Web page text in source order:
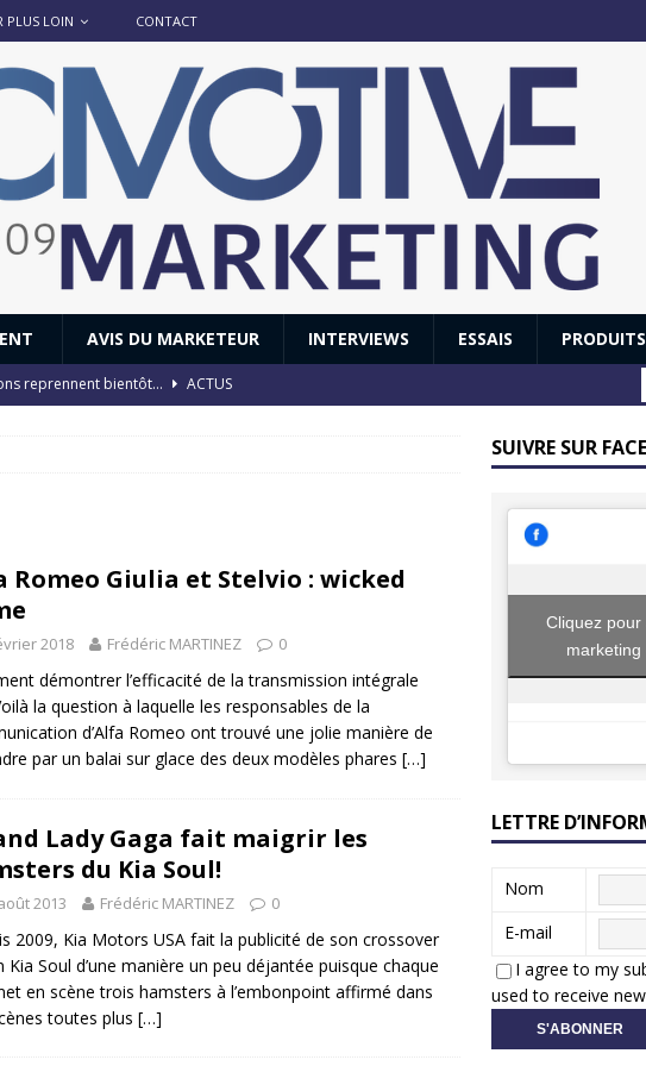
PLUS LOIN CONTACT
AVIS DU MARKETEUR INTERVIEWS ESSAIS PRODUITS
reprennent bientôt…
ACTUS
: Honda dévoile un spot publicitaire… confiné! ACTUS
Romeo Giulia et Stelvio : wicked
2018 Frédéric MARTINEZ 0
démontrer l’efficacité de la transmission intégrale
la question à laquelle les responsables de la
d’Alfa Romeo ont trouvé une jolie manière de
par un balai sur glace des deux modèles phares […]
Lady Gaga fait maigrir les
du Kia Soul!
2013 Frédéric MARTINEZ 0
2009, Kia Motors USA fait la publicité de son crossover
Kia Soul d’une manière un peu déjantée puisque chaque
en scène trois hamsters à l’embonpoint affirmé dans
toutes plus […]
SUIVRE SUR
Cliquez
marketing
LETTRE
Nom
E-mail
I agree to my
used to receive